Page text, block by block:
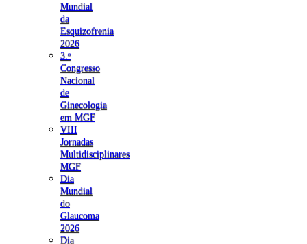
Mundial
da
Esquizofrenia
2026
3.ᵒ
Congresso
Nacional
de
Ginecologia
em MGF
VIII
Jornadas
Multidisciplinares
MGF
Dia
Mundial
do
Glaucoma
2026
Dia